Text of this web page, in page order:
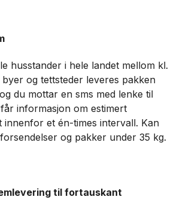
husstander i hele landet mellom kl.
byer og tettsteder leveres pakken
du mottar en sms med lenke til
informasjon om estimert
innenfor et én-times intervall. Kan
og pakker under 35 kg.
til fortauskant